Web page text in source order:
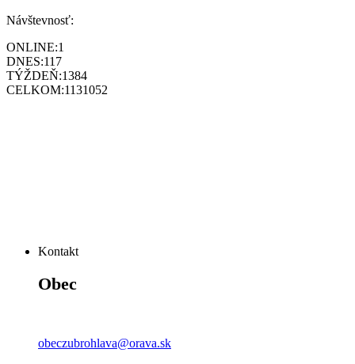
Návštevnosť:
ONLINE:1
DNES:117
TÝŽDEŇ:1384
CELKOM:1131052
Kontakt
Obec
obeczubrohlava@orava.sk